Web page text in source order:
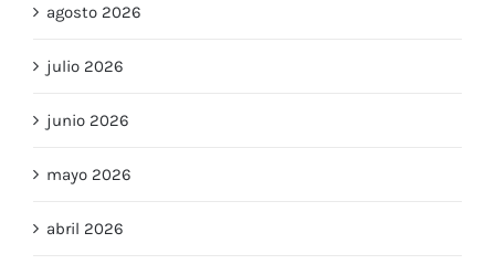
agosto 2026
julio 2026
junio 2026
mayo 2026
abril 2026